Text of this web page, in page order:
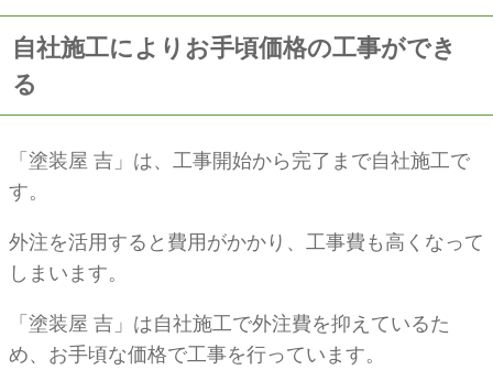
自社施工によりお手頃価格の工事ができ
る
「塗装屋 吉」は、工事開始から完了まで自社施工で
す。
外注を活用すると費用がかかり、工事費も高くなって
しまいます。
「塗装屋 吉」は自社施工で外注費を抑えているた
め、お手頃な価格で工事を行っています。